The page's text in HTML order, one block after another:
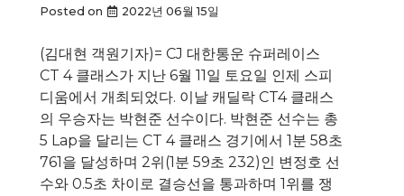
Posted on 2022년 06월 15일
(김대현 객원기자)= CJ 대한통운 슈퍼레이스
CT 4 클래스가 지난 6월 11일 토요일 인제 스피
디움에서 개최되었다. 이날 캐딜락 CT4 클래스
의 우승자는 박현준 선수이다. 박현준 선수는 총
5 Lap을 달리는 CT 4 클래스 경기에서 1분 58초
761을 달성하며 2위(1분 59초 232)인 변정호 선
수와 0.5초 차이로 결승선을 통과하며 1위를 쟁